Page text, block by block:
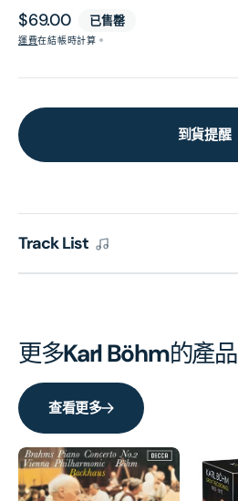
原
價
$69.00 已售罄
運費在結帳時計算。
到貨提醒
Track List
更多Karl Böhm的產品
查看更多